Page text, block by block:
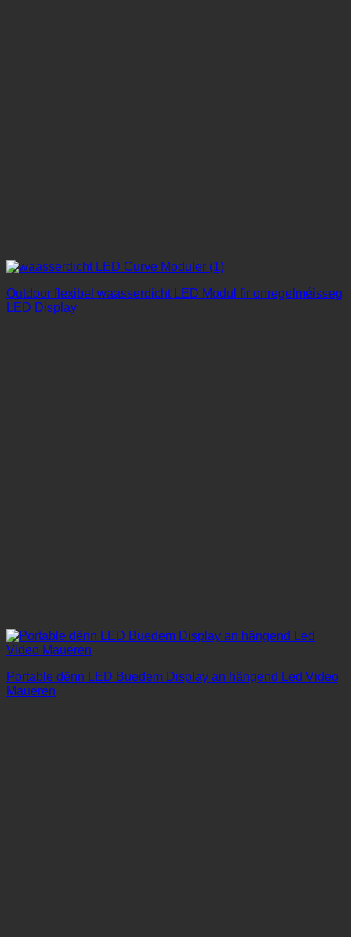
Outdoor flexibel waasserdicht LED Modul fir onregelméisseg
LED Display
Portable dënn LED Buedem Display an hängend Led Video
Maueren